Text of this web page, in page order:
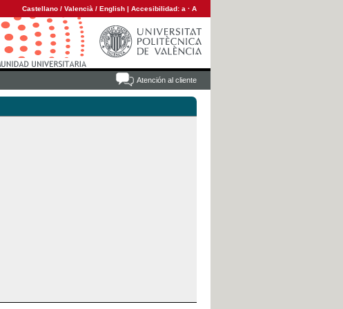
Castellano / Valencià / English | Accesibilidad: a · A
Atención al cliente